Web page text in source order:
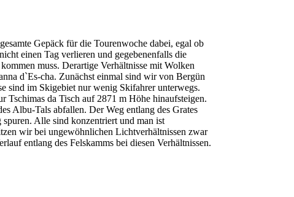
Gepäck für die Tourenwoche dabei, egal ob
einen Tag verlieren und gegebenenfalls die
muss. Derartige Verhältnisse mit Wolken
d`Es-cha. Zunächst einmal sind wir von Bergün
sind im Skigebiet nur wenig Skifahrer unterwegs.
Tschimas da Tisch auf 2871 m Höhe hinaufsteigen.
Albu-Tals abfallen. Der Weg entlang des Grates
Alle sind konzentriert und man ist
wir bei ungewöhnlichen Lichtverhältnissen zwar
entlang des Felskamms bei diesen Verhältnissen.